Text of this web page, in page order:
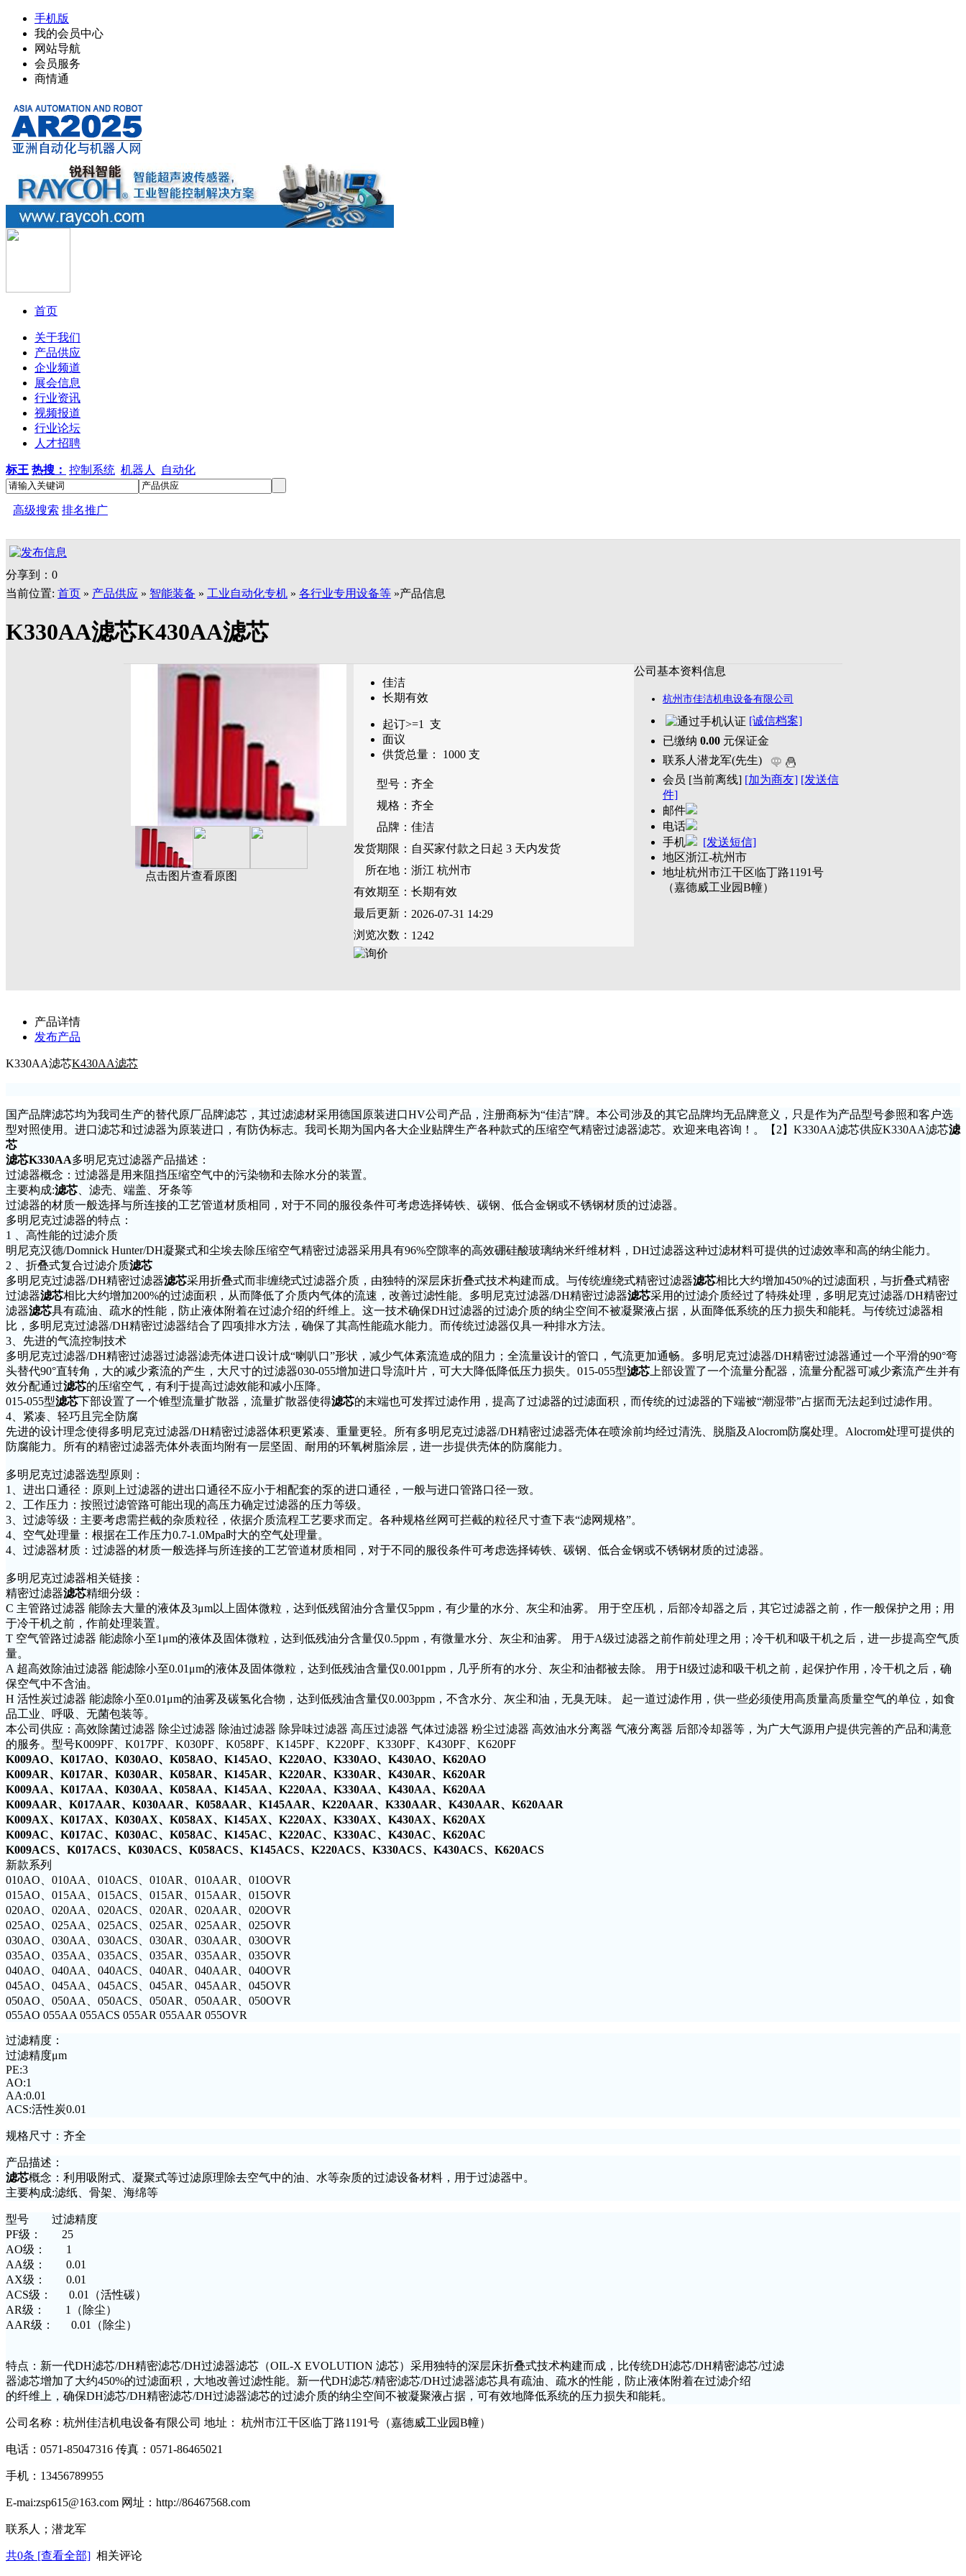
手机版
我的会员中心
网站导航
会员服务
商情通
首页
关于我们
产品供应
企业频道
展会信息
行业资讯
视频报道
行业论坛
人才招聘
标王 热搜： 控制系统 机器人 自动化
高级搜索 排名推广
分享到： 0
当前位置: 首页 » 产品供应 » 智能装备 » 工业自动化专机 » 各行业专用设备等 »产品信息
K330AA滤芯K430AA滤芯
点击图片查看原图
佳洁
长期有效
起订>=1
支
面议
供货总量： 1000 支
型号： 齐全
规格： 齐全
品牌： 佳洁
发货期限： 自买家付款之日起 3 天内发货
所在地： 浙江 杭州市
有效期至： 长期有效
最后更新： 2026-07-31 14:29
浏览次数： 1242
公司基本资料信息
杭州市佳洁机电设备有限公司
[诚信档案]
已缴纳 0.00 元保证金
联系人 潜龙军(先生)
会员 [当前离线] [加为商友] [发送信
件]
邮件
电话
手机
[发送短信]
地区浙江-杭州市
地址杭州市江干区临丁路1191号
（嘉德威工业园B幢）
产品详情
发布产品
K330AA滤芯K430AA滤芯
国产品牌滤芯均为我司生产的替代原厂品牌滤芯，其过滤滤材采用德国原装进口HV公司产品，注册商标为“佳洁”牌。本公司涉及的其它品牌均无品牌意义，只是作为产品型号参照和客户选
型对照使用。进口滤芯和过滤器为原装进口，有防伪标志。我司长期为国内各大企业贴牌生产各种款式的压缩空气精密过滤器滤芯。欢迎来电咨询！。【2】K330AA滤芯供应K330AA滤芯滤
芯
滤芯K330AA多明尼克过滤器产品描述：
过滤器概念：过滤器是用来阻挡压缩空气中的污染物和去除水分的装置。
主要构成:滤芯 、滤壳、端盖、牙条等
过滤器的材质一般选择与所连接的工艺管道材质相同，对于不同的服役条件可考虑选择铸铁、碳钢、低合金钢或不锈钢材质的过滤器。
多明尼克过滤器的特点：
1 、高性能的过滤介质
明尼克汉德/Domnick Hunter/DH凝聚式和尘埃去除压缩空气精密过滤器采用具有96%空隙率的高效硼硅酸玻璃纳米纤维材料，DH过滤器这种过滤材料可提供的过滤效率和高的纳尘能力。
2 、折叠式复合过滤介质滤芯
多明尼克过滤器/DH精密过滤器滤芯采用折叠式而非缠绕式过滤器介质，由独特的深层床折叠式技术构建而成。与传统缠绕式精密过滤器滤芯相比大约增加450%的过滤面积，与折叠式精密
过滤器滤芯相比大约增加200%的过滤面积，从而降低了介质内气体的流速，改善过滤性能。多明尼克过滤器/DH精密过滤器滤芯采用的过滤介质经过了特殊处理，多明尼克过滤器/DH精密过
滤器滤芯具有疏油、疏水的性能，防止液体附着在过滤介绍的纤维上。这一技术确保DH过滤器的过滤介质的纳尘空间不被凝聚液占据，从面降低系统的压力损失和能耗。与传统过滤器相
比，多明尼克过滤器/DH精密过滤器结合了四项排水方法，确保了其高性能疏水能力。而传统过滤器仅具一种排水方法。
3、先进的气流控制技术
多明尼克过滤器/DH精密过滤器过滤器滤壳体进口设计成“喇叭口”形状，减少气体紊流造成的阻力；全流量设计的管口，气流更加通畅。多明尼克过滤器/DH精密过滤器通过一个平滑的90°弯
头替代90°直转角，大的减少紊流的产生，大尺寸的过滤器030-055增加进口导流叶片，可大大降低降低压力损失。015-055型滤芯 上部设置了一个流量分配器，流量分配器可减少紊流产生并有
效分配通过滤芯的压缩空气，有利于提高过滤效能和减小压降。
015-055型滤芯下部设置了一个锥型流量扩散器，流量扩散器使得滤芯的末端也可发挥过滤作用，提高了过滤器的过滤面积，而传统的过滤器的下端被“潮湿带”占据而无法起到过滤作用。
4、紧凑、轻巧且完全防腐
先进的设计理念使得多明尼克过滤器/DH精密过滤器体积更紧凑、重量更轻。所有多明尼克过滤器/DH精密过滤器壳体在喷涂前均经过清洗、脱脂及Alocrom防腐处理。Alocrom处理可提供的
防腐能力。所有的精密过滤器壳体外表面均附有一层坚固、耐用的环氧树脂涂层，进一步提供壳体的防腐能力。
多明尼克过滤器选型原则：
1、进出口通径：原则上过滤器的进出口通径不应小于相配套的泵的进口通径，一般与进口管路口径一致。
2、工作压力：按照过滤管路可能出现的高压力确定过滤器的压力等级。
3、过滤等级：主要考虑需拦截的杂质粒径，依据介质流程工艺要求而定。各种规格丝网可拦截的粒径尺寸查下表“滤网规格”。
4、空气处理量：根据在工作压力0.7-1.0Mpa时大的空气处理量。
4、过滤器材质：过滤器的材质一般选择与所连接的工艺管道材质相同，对于不同的服役条件可考虑选择铸铁、碳钢、低合金钢或不锈钢材质的过滤器。
多明尼克过滤器相关链接：
精密过滤器滤芯精细分级：
C 主管路过滤器 能除去大量的液体及3μm以上固体微粒，达到低残留油分含量仅5ppm，有少量的水分、灰尘和油雾。 用于空压机，后部冷却器之后，其它过滤器之前，作一般保护之用；用
于冷干机之前，作前处理装置。
T 空气管路过滤器 能滤除小至1μm的液体及固体微粒，达到低残油分含量仅0.5ppm，有微量水分、灰尘和油雾。 用于A级过滤器之前作前处理之用；冷干机和吸干机之后，进一步提高空气质
量。
A 超高效除油过滤器 能滤除小至0.01μm的液体及固体微粒，达到低残油含量仅0.001ppm，几乎所有的水分、灰尘和油都被去除。 用于H级过滤和吸干机之前，起保护作用，冷干机之后，确
保空气中不含油。
H 活性炭过滤器 能滤除小至0.01μm的油雾及碳氢化合物，达到低残油含量仅0.003ppm，不含水分、灰尘和油，无臭无味。 起一道过滤作用，供一些必须使用高质量高质量空气的单位，如食
品工业、呼吸、无菌包装等。
本公司供应：高效除菌过滤器 除尘过滤器 除油过滤器 除异味过滤器 高压过滤器 气体过滤器 粉尘过滤器 高效油水分离器 气液分离器 后部冷却器等，为广大气源用户提供完善的产品和满意
的服务。型号K009PF、K017PF、K030PF、K058PF、K145PF、K220PF、K330PF、K430PF、K620PF
K009AO、 K017AO、 K030AO、 K058AO、 K145AO、 K220AO、 K330AO、 K430AO、 K620AO
K009AR、 K017AR、 K030AR、 K058AR、 K145AR、 K220AR、 K330AR、 K430AR、 K620AR
K009AA、 K017AA、 K030AA、 K058AA、 K145AA、 K220AA、 K330AA、 K430AA、 K620AA
K009AAR、 K017AAR、 K030AAR、 K058AAR、 K145AAR、 K220AAR、 K330AAR、 K430AAR、 K620AAR
K009AX、 K017AX、 K030AX、 K058AX、 K145AX、 K220AX、 K330AX、 K430AX、 K620AX
K009AC、 K017AC、 K030AC、 K058AC、 K145AC、 K220AC、 K330AC、 K430AC、 K620AC
K009ACS、 K017ACS、 K030ACS、 K058ACS、 K145ACS、 K220ACS、 K330ACS、 K430ACS、 K620ACS
新款系列
010AO、010AA、010ACS、010AR、010AAR、010OVR
015AO、015AA、015ACS、015AR、015AAR、015OVR
020AO、020AA、020ACS、020AR、020AAR、020OVR
025AO、025AA、025ACS、025AR、025AAR、025OVR
030AO、030AA、030ACS、030AR、030AAR、030OVR
035AO、035AA、035ACS、035AR、035AAR、035OVR
040AO、040AA、040ACS、040AR、040AAR、040OVR
045AO、045AA、045ACS、045AR、045AAR、045OVR
050AO、050AA、050ACS、050AR、050AAR、050OVR
055AO 055AA 055ACS 055AR 055AAR 055OVR
过滤精度：
过滤精度μm
PE:3
AO:1
AA:0.01
ACS:活性炭0.01
规格尺寸：齐全
产品描述：
滤芯概念：利用吸附式、凝聚式等过滤原理除去空气中的油、水等杂质的过滤设备材料，用于过滤器中。
主要构成:滤纸、骨架、海绵等
型号 过滤精度
PF级： 25
AO级： 1
AA级： 0.01
AX级： 0.01
ACS级： 0.01（活性碳）
AR级： 1（除尘）
AAR级： 0.01（除尘）
特点：新一代DH滤芯/DH精密滤芯/DH过滤器滤芯（OIL-X EVOLUTION 滤芯）采用独特的深层床折叠式技术构建而成，比传统DH滤芯/DH精密滤芯/过滤
器滤芯增加了大约450%的过滤面积，大地改善过滤性能。新一代DH滤芯/精密滤芯/DH过滤器滤芯具有疏油、疏水的性能，防止液体附着在过滤介绍
的纤维上，确保DH滤芯/DH精密滤芯/DH过滤器滤芯的过滤介质的纳尘空间不被凝聚液占据，可有效地降低系统的压力损失和能耗。
公司名称：杭州佳洁机电设备有限公司 地址： 杭州市江干区临丁路1191号（嘉德威工业园B幢）
电话： 0571-85047316 传真： 0571-86465021
手机： 13456789955
E-mai:zsp615@163.com 网址： http://86467568.com
联系人；潜龙军
共0条 [查看全部] 相关评论